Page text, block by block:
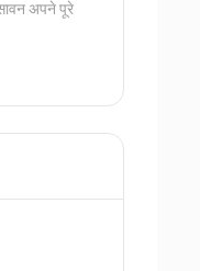
अपने पूरे